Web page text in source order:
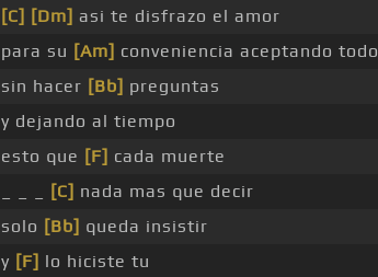
[C] [Dm] asi te disfrazo el amor
para su [Am] conveniencia aceptando todo
sin hacer [Bb] preguntas
y dejando al tiempo
esto que [F] cada muerte
[C] nada mas que decir
solo [Bb] queda insistir
y [F] lo hiciste tu